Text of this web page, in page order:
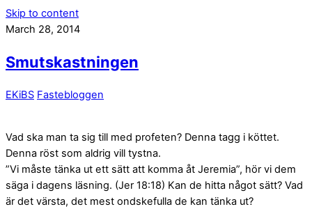
Skip to content
March 28, 2014
Smutskastningen
EKiBS Fastebloggen
Vad ska man ta sig till med profeten? Denna tagg i köttet.
Denna röst som aldrig vill tystna.
”Vi måste tänka ut ett sätt att komma åt Jeremia”, hör vi dem
säga i dagens läsning. (Jer 18:18) Kan de hitta något sätt? Vad
är det värsta, det mest ondskefulla de kan tänka ut?